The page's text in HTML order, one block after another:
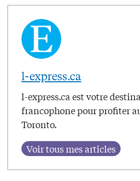
l-express.ca
l-express.ca est votre
francophone pour profiter
Toronto.